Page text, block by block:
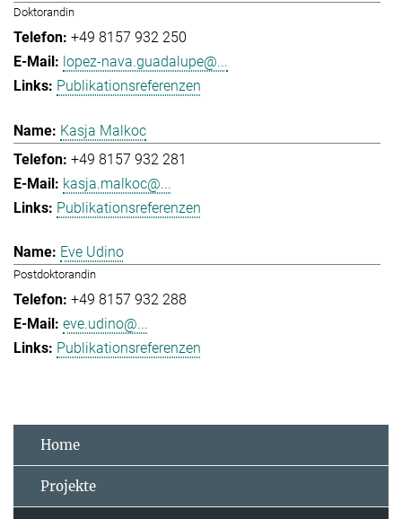
Doktorandin
+49 8157 932 250
lopez-nava.guadalupe@...
Publikationsreferenzen
Kasja Malkoc
+49 8157 932 281
kasja.malkoc@...
Publikationsreferenzen
Eve Udino
Postdoktorandin
+49 8157 932 288
eve.udino@...
Publikationsreferenzen
Home
Projekte